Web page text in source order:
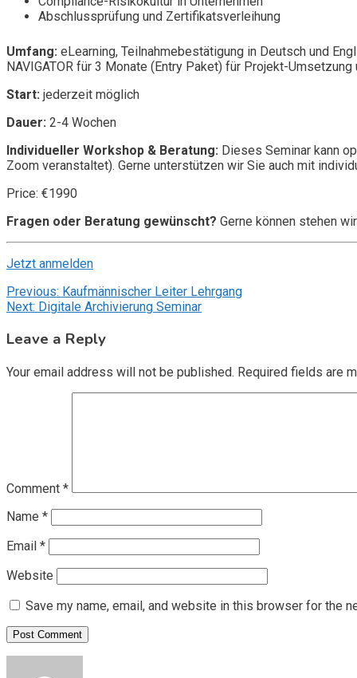
Abschlussprüfung und Zertifikatsverleihung
Umfang: eLearning, Teilnahmebestätigung in Deutsch und
NAVIGATOR für 3 Monate (Entry Paket) für Projekt-
Start: jederzeit möglich
Dauer: 2-4 Wochen
Individueller Workshop & Beratung: Dieses Seminar kann
Zoom veranstaltet). Gerne unterstützen wir Sie auch mit
Price: €1990
Fragen oder Beratung gewünscht? Gerne können stehen
Jetzt anmelden
Post
navigation
Previous: Kaufmännischer Leiter Lehrgang
Next: Digitale Archivierung Seminar
Leave a Reply
Your email address will not be published. Required fields are
Comment *
Name *
Email *
Website
Save my name, email, and website in this browser for the